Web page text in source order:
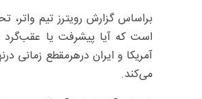
براساس گزارش رویترز تیم واتر،
است که آیا پیشرفت یا عقب‌گرد
آمریکا و ایران درهرمقطع
می‌کند.